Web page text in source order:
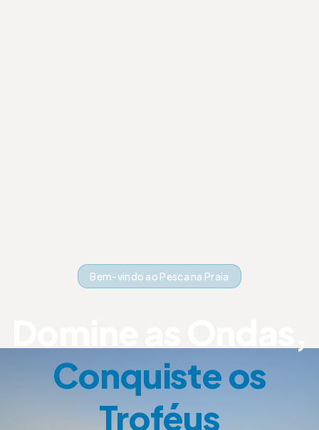
Bem-vindo ao Pesca na Praia
Conquiste os
Troféus